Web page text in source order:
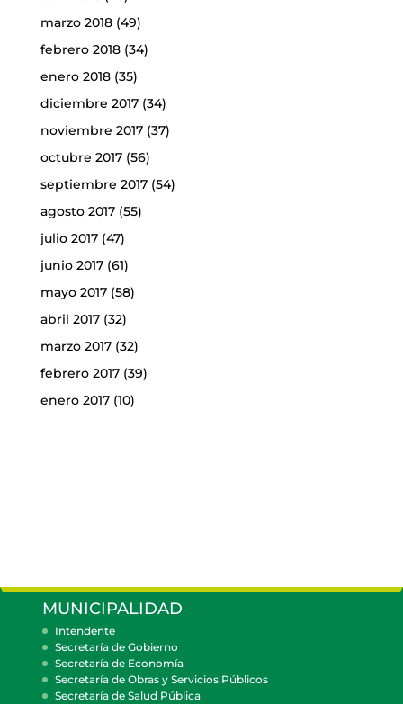
marzo 2018(49)
febrero 2018(34)
enero 2018(35)
diciembre 2017(34)
noviembre 2017(37)
octubre 2017(56)
septiembre 2017(54)
agosto 2017(55)
julio 2017(47)
junio 2017(61)
mayo 2017(58)
abril 2017(32)
marzo 2017(32)
febrero 2017(39)
enero 2017(10)
MUNICIPALIDAD
Intendente
Secretaría de Gobierno
Secretaría de Economía
Secretaría de Obras y Servicios Públicos
Secretaría de Salud Pública